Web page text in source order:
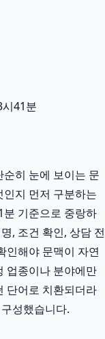
41분
히 눈에 보이는 문
지 먼저 구분하는
기준으로 중랑하
, 조건 확인, 상담 전
인해야 문맥이 자연
업종이나 분야에만
단어로 치환되더라
성했습니다.